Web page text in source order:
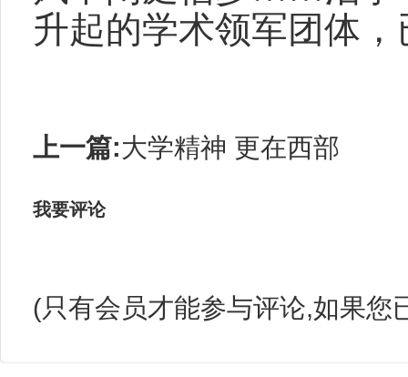
升起的学术领军团体
上一篇:大学精神 更在西部
我要评论
(只有会员才能参与评论,如果您